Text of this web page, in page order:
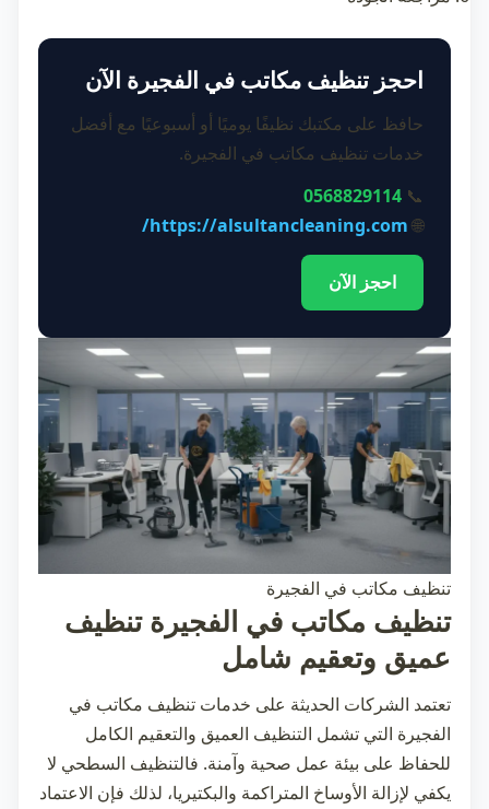
احجز تنظيف مكاتب في الفجيرة الآن
حافظ على مكتبك نظيفًا يوميًا أو أسبوعيًا مع أفضل
خدمات تنظيف مكاتب في الفجيرة.
📞
0568829114
🌐
https://alsultancleaning.com/
احجز الآن
تنظيف مكاتب في الفجيرة
تنظيف مكاتب في الفجيرة تنظيف
عميق وتعقيم شامل
تعتمد الشركات الحديثة على خدمات تنظيف مكاتب في
الفجيرة التي تشمل التنظيف العميق والتعقيم الكامل
للحفاظ على بيئة عمل صحية وآمنة. فالتنظيف السطحي لا
يكفي لإزالة الأوساخ المتراكمة والبكتيريا، لذلك فإن الاعتماد